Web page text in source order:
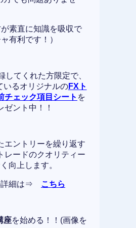
が素直に知識を吸収で
有利です！）
してくれた方限定で、
いるオリジナルのFXト
チェック項目シート を
ゼント中！！
エントリーを繰り返す
レードのクオリティー
向上します。
詳細は⇒ こちら
座を始める！！(画像を